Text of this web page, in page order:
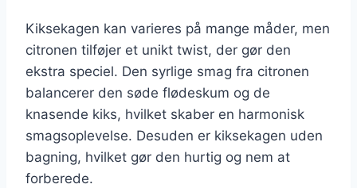
Kiksekagen kan varieres på mange måder, men
citronen tilføjer et unikt twist, der gør den
ekstra speciel. Den syrlige smag fra citronen
balancerer den søde flødeskum og de
knasende kiks, hvilket skaber en harmonisk
smagsoplevelse. Desuden er kiksekagen uden
bagning, hvilket gør den hurtig og nem at
forberede.